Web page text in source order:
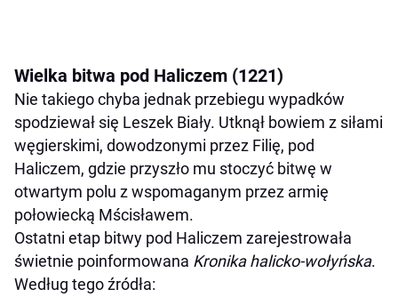
Wielka bitwa pod Haliczem (1221)
Nie takiego chyba jednak przebiegu wypadków
spodziewał się Leszek Biały. Utknął bowiem z siłami
węgierskimi, dowodzonymi przez Filię, pod
Haliczem, gdzie przyszło mu stoczyć bitwę w
otwartym polu z wspomaganym przez armię
połowiecką Mścisławem.
Ostatni etap bitwy pod Haliczem zarejestrowała
świetnie poinformowana Kronika halicko-wołyńska.
Według tego źródła: